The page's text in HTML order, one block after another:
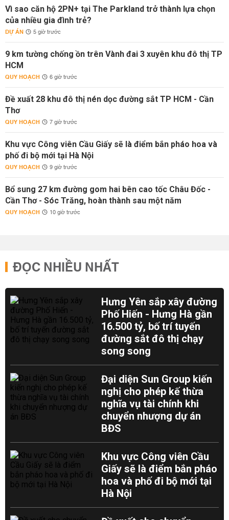
Vì sao căn hộ 2PN+ tại The Parkland trở thành lựa chọn
của nhiều gia đình trẻ?
DỰ ÁN 5 giờ trước
9 km tường chống ồn trên Vành đai 3 xuyên khu đô thị TP
HCM
QUY HOẠCH 6 giờ trước
Đề xuất 28 khu đô thị nén dọc đường sắt TP HCM - Cần
Thơ
QUY HOẠCH 7 giờ trước
Khu vực Công viên Cầu Giấy sẽ là điểm bắn pháo hoa và
phố đi bộ mới tại Hà Nội
QUY HOẠCH 9 giờ trước
Bổ sung 27 km đường gom hai bên cao tốc Châu Đốc -
Cần Thơ - Sóc Trăng, hoàn thành sau một năm
QUY HOẠCH 10 giờ trước
ĐỌC NHIỀU NHẤT
Hưng Yên sắp xây đường
Phố Hiến - Hưng Hà gần
16.500 tỷ, bố trí tuyến
đường sắt đô thị chạy
song song
Đại diện Sun Group kiến
nghị cho phép kế thừa
nghĩa vụ tài chính khi
chuyển nhượng dự án
BĐS
Khu vực Công viên Cầu
Giấy sẽ là điểm bắn pháo
hoa và phố đi bộ mới tại
Hà Nội